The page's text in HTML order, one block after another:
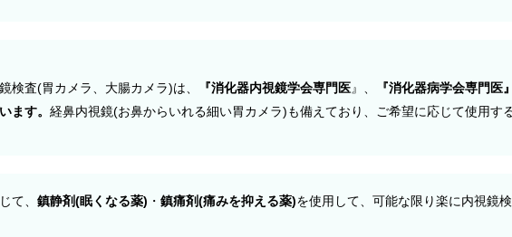
検査(胃カメラ、大腸カメラ)は、 『消化器内視鏡学会専門医』、 『消化器病学会専門医』
ます。 経鼻内視鏡(お鼻からいれる細い胃カメラ)も備えており、ご希望に応じて使用す
て、 鎮静剤(眠くなる薬) ・ 鎮痛剤(痛みを抑える薬)を使用して、可能な限り楽に内視鏡